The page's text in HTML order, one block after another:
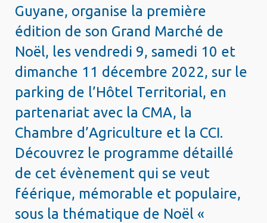
Guyane, organise la première
édition de son Grand Marché de
Noël, les vendredi 9, samedi 10 et
dimanche 11 décembre 2022, sur le
parking de l’Hôtel Territorial, en
partenariat avec la CMA, la
Chambre d’Agriculture et la CCI.
Découvrez le programme détaillé
de cet évènement qui se veut
féérique, mémorable et populaire,
sous la thématique de Noël «